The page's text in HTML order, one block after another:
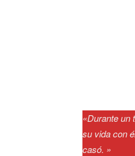
«Durante un
su vida con
casó. »